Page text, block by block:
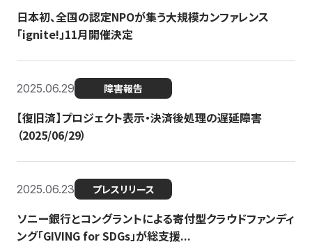
日本初、全国の認定NPOが集う大規模カンファレンス
「ignite!」11月開催決定
2025.06.29 障害報告
【復旧済】プロジェクト表示・決済後処理の遅延障害
（2025/06/29）
2025.06.23 プレスリリース
ソニー銀行とコングラントによる寄付型クラウドファンディ
ング「GIVING for SDGs」が総支援...